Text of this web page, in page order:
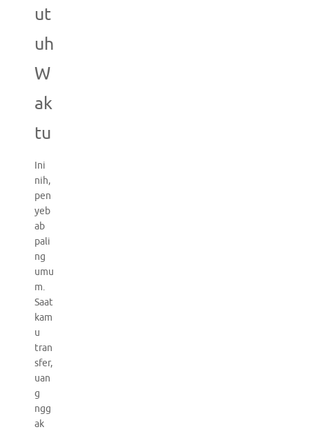
ut
uh
W
ak
tu
Ini
nih,
pen
yeb
ab
pali
ng
umu
m.
Saat
kam
u
tran
sfer,
uan
g
ngg
ak